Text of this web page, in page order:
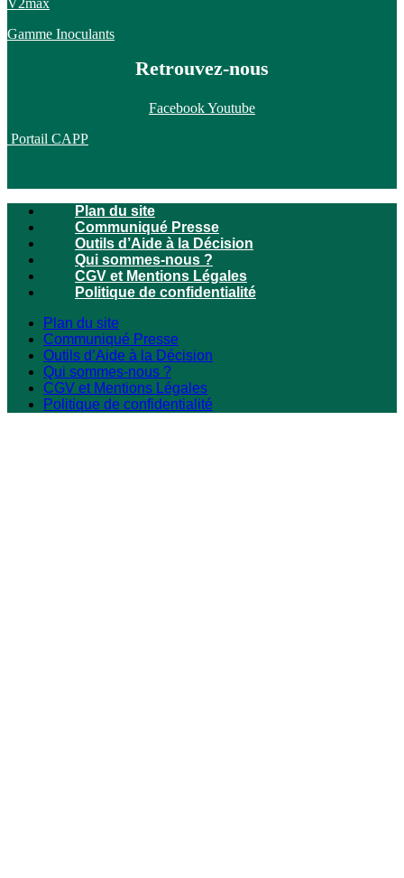
Gamme Inoculants
Retrouvez-nous
FacebookYoutube
Portail CAPP
Plan du site
Communiqué Presse
Outils d’Aide à la Décision
Qui sommes-nous ?
CGV et Mentions Légales
Politique de confidentialité
Plan du site
Communiqué Presse
Outils d’Aide à la Décision
Qui sommes-nous ?
CGV et Mentions Légales
Politique de confidentialité